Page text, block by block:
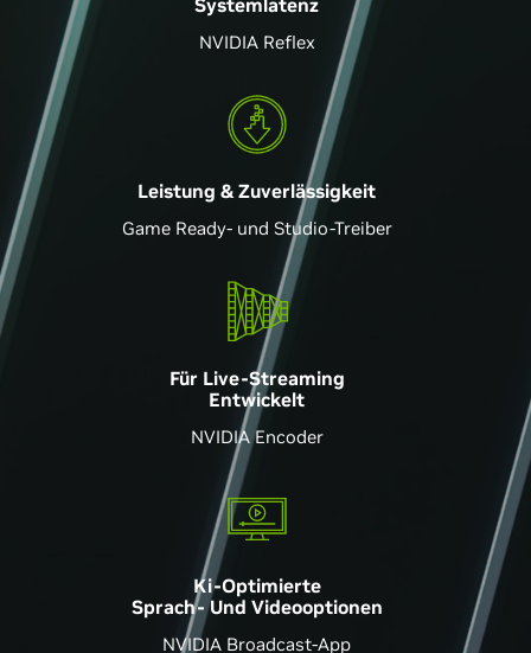
Systemlatenz
NVIDIA Reflex
Leistung & Zuverlässigkeit
Game Ready- und Studio-Treiber
Für Live-Streaming
Entwickelt
NVIDIA Encoder
Ki-Optimierte
Sprach- Und Videooptionen
NVIDIA Broadcast-App